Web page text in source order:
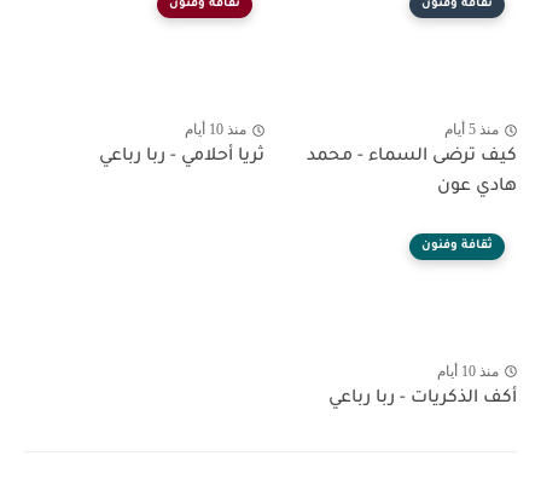
ثقافة وفنون
منذ 5 أيام
كيف ترضى السماء - محمد
هادي عون
ثقافة وفنون
منذ 10 أيام
ثريا أحلامي - ربا رباعي
ثقافة وفنون
منذ 10 أيام
أكف الذكريات - ربا رباعي